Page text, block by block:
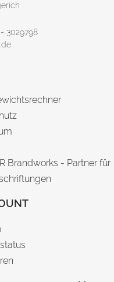
- 3029798
Brandworks - Partner für